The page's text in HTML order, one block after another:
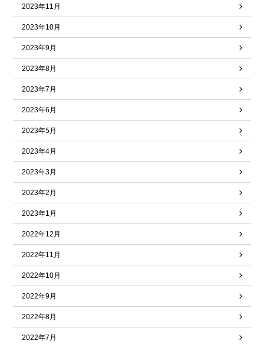
2023年11月
2023年10月
2023年9月
2023年8月
2023年7月
2023年6月
2023年5月
2023年4月
2023年3月
2023年2月
2023年1月
2022年12月
2022年11月
2022年10月
2022年9月
2022年8月
2022年7月